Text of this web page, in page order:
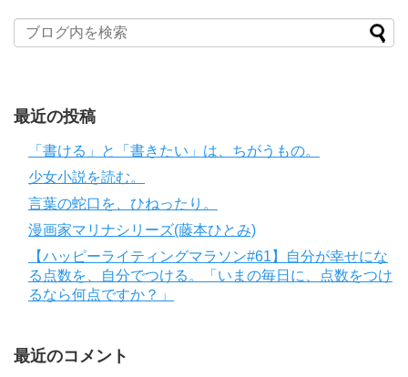
最近の投稿
「書ける」と「書きたい」は、ちがうもの。
少女小説を読む。
言葉の蛇口を、ひねったり。
漫画家マリナシリーズ(藤本ひとみ)
【ハッピーライティングマラソン#61】自分が幸せにな
る点数を、自分でつける。「いまの毎日に、点数をつけ
るなら何点ですか？」
最近のコメント